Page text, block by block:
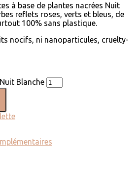
à base de plantes nacrées Nuit
reflets roses, verts et bleus, de
100% sans plastique.
nocifs, ni nanoparticules, cruelty-
Blanche